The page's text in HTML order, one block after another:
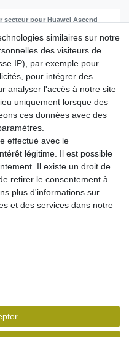
secteur pour Huawei Ascend
le panier
Frais de livraison
pour Nokia Lumia 950 / HTC
Dans le panier
Frais de livraison
Contact
similaires sur notre
des visiteurs de
IP), par exemple pour
pour intégrer des
analyser l'accès à notre site
uniquement lorsque des
ces données avec des
effectué avec le
légitime. Il est possible
Il existe un droit de
retirer le consentement à
plus d'informations sur
et des services dans notre